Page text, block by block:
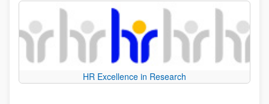
HR Excellence in Research